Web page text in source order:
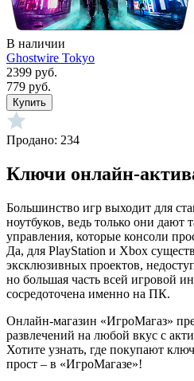
В наличии
Ghostwire Tokyo
2399 руб.
779 руб.
Купить
Продано: 234
Ключи онлайн-
Большинство игр выходит для
ноутбуков, ведь только они дают
управления, которые консоли
Да, для PlayStation и Xbox
эксклюзивных проектов,
но большая часть всей игровой
сосредоточена именно на ПК.
Онлайн-магазин «ИгроМагаз»
развлечений на любой вкус с
Хотите узнать, где покупают
прост – в «ИгроМагазе»!